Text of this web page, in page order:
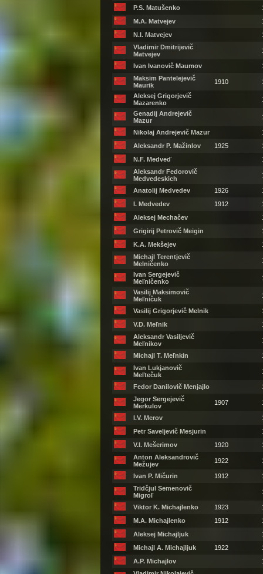
P.S. Matušenko
M.A. Matvejev
N.I. Matvejev
Vladimir Dmitrijevič
Matvejev
Ivan Ivanovič Maumov
Maksim Pantelejevič
Maurik
1910
Aleksej Grigorjevič
Mazarenko
Genadij Andrejevič
Mazur
Nikolaj Andrejevič Mazur
Aleksandr P. Mažinlov
1925
N.F. Medveď
Aleksandr Fedorovič
Medvedeskich
Anatolij Medvedev 1926
I. Medvedev
1912
Aleksej Mechačev
Grigirij Petrovič Meigin
K.A. Mekšejev
Michajl Terentjevič
Melničenko
Ivan Sergejevič
Meľničenko
Vasilij Maksimovič
Meľničuk
Vasilij Grigorjevič Melnik
V.D. Meľnik
Aleksandr Vasiljevič
Meľnikov
Michajl T. Meľnkin
Ivan Lukjanovič
Meľtečuk
Fedor Danilovič Menjajlo
Jegor Sergejevič
Merkulov
1907
I.V. Merov
Petr Saveljevič Mesjurin
V.I. Mešerimov
1920
Anton Aleksandrovič
Mežujev
1922
Ivan P. Mičurin 1912
Tridčjul Semenovič
Migroľ
Viktor K. Michajlenko 1923
M.A. Michajlenko
1912
Aleksej Michajljuk
Michajl A. Michajljuk
1922
A.P. Michajlov